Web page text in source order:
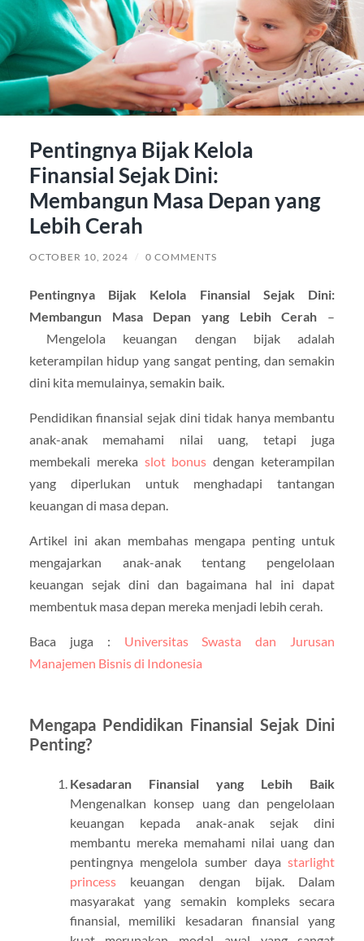
Pentingnya Bijak Kelola
Finansial Sejak Dini:
Membangun Masa Depan yang
Lebih Cerah
OCTOBER 10, 2024 / 0 COMMENTS
Pentingnya Bijak Kelola Finansial Sejak Dini:
Membangun Masa Depan yang Lebih Cerah –
Mengelola keuangan dengan bijak adalah
keterampilan hidup yang sangat penting, dan semakin
dini kita memulainya, semakin baik.
Pendidikan finansial sejak dini tidak hanya membantu
anak-anak memahami nilai uang, tetapi juga
membekali mereka slot bonus dengan keterampilan
yang diperlukan untuk menghadapi tantangan
keuangan di masa depan.
Artikel ini akan membahas mengapa penting untuk
mengajarkan anak-anak tentang pengelolaan
keuangan sejak dini dan bagaimana hal ini dapat
membentuk masa depan mereka menjadi lebih cerah.
Baca juga : Universitas Swasta dan Jurusan
Manajemen Bisnis di Indonesia
Mengapa Pendidikan Finansial Sejak Dini
Penting?
Kesadaran Finansial yang Lebih Baik
Mengenalkan konsep uang dan pengelolaan
keuangan kepada anak-anak sejak dini
membantu mereka memahami nilai uang dan
pentingnya mengelola sumber dayastarlight
princesskeuangan dengan bijak. Dalam
masyarakat yang semakin kompleks secara
finansial, memiliki kesadaran finansial yang